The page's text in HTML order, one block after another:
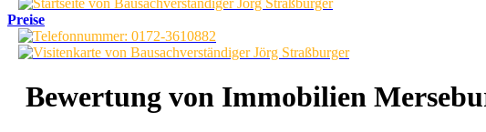
Preise
Bewertung von Immobilien